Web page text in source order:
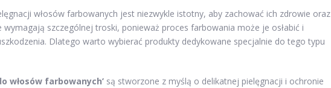
włosów farbowanych jest niezwykle istotny, aby zachować ich zdrowie oraz
wymagają szczególnej troski, ponieważ proces farbowania może je osłabić i
Dlatego warto wybierać produkty dedykowane specjalnie do tego typu
włosów farbowanych’ są stworzone z myślą o delikatnej pielęgnacji i ochronie